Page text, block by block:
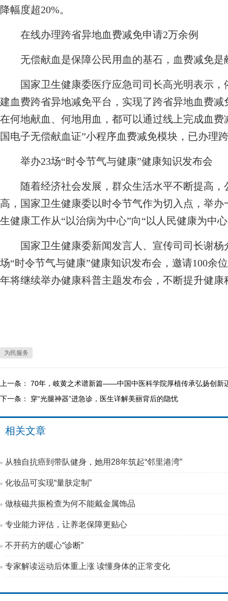
降幅度超20%。
在线办理跨省异地血费减免申请2万余例
无偿献血是保障公民用血的基石，血费减免是
国家卫生健康委医疗应急司司长高光明表示，
建血费跨省异地减免平台，实现了跨省异地血费
在何地献血、何地用血，都可以通过线上完成血
国电子无偿献血证”小程序血费减免模块，已办理
举办23场“时令节气与健康”健康知识发布会
随着经济社会发展，群众生活水平不断提高，
高，国家卫生健康委以时令节气作为切入点，举
生健康工作从“以治病为中心”向“以人民健康为中
国家卫生健康委新闻发言人、宣传司司长谢杨
场“时令节气与健康”健康知识发布会，邀请100余
年将继续举办健康科普主题发布会，不断提升健
为民服务
上一条： 70年，岐黄之术谱新篇——中国中医科学院厚植传承弘扬创新
下一条： 穿“光腿神器”进急诊，医生详解美丽背后的隐忧
相关文章
从独自抗癌到带队健身，她用28年筑起“邻里港湾”
化妆品可实现“量肤定制”
做核磁共振检查为何不能戴金属饰品
专业能力评估，让养老保障更贴心
不开药方的暖心“诊断”
专家解读运动后体重上涨 读懂身体的正常变化